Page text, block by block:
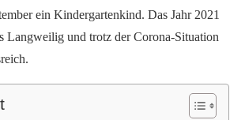
ein Kindergartenkind. Das Jahr 2021
Langweilig und trotz der Corona-Situation